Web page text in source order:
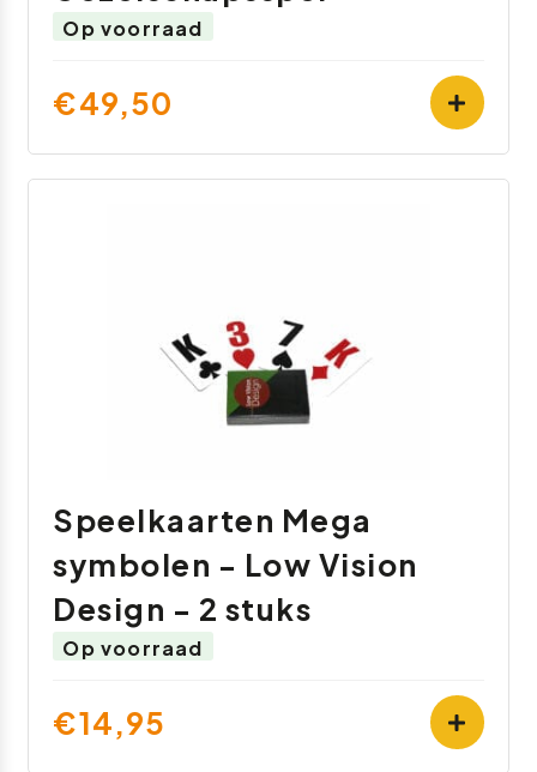
Op voorraad
€49,50
Speelkaarten Mega
symbolen - Low Vision
Design - 2 stuks
Op voorraad
€14,95